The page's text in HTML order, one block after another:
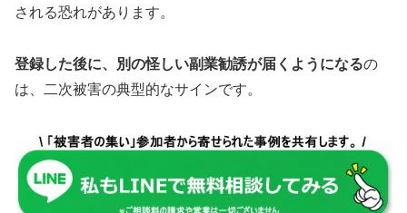
される恐れがあります。
登録した後に、別の怪しい副業勧誘が届くようになるの
は、二次被害の典型的なサインです。